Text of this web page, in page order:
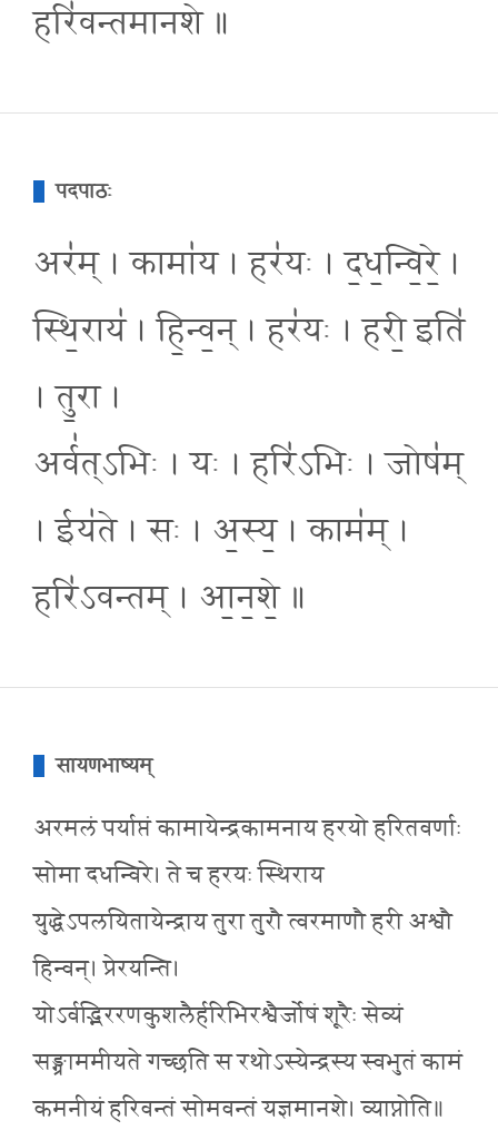
हरि॑वन्तमानशे ॥
पदपाठः
अर॑म् । कामा॑य । हर॑यः । द॒ध॒न्वि॒रे॒ ।
स्थि॒राय॑ । हि॒न्व॒न् । हर॑यः । हरी॒ इति॑
। तु॒रा ।
अर्व॑त्ऽभिः । यः । हरि॑ऽभिः । जोष॑म्
। ईय॑ते । सः । अ॒स्य॒ । काम॑म् ।
हरि॑ऽवन्तम् । आ॒न॒शे॒ ॥
सायणभाष्यम्
अरमलं पर्याप्तं कामायेन्द्रकामनाय हरयो हरितवर्णाः
सोमा दधन्विरे। ते च हरयः स्थिराय
युद्धेऽपलयितायेन्द्राय तुरा तुरौ त्वरमाणौ हरी अश्वौ
हिन्वन्। प्रेरयन्ति।
योऽर्वद्भिररणकुशलैर्हरिभिरश्वैर्जोषं शूरैः सेव्यं
सङ्ग्राममीयते गच्छति स रथोऽस्येन्द्रस्य स्वभुतं कामं
कमनीयं हरिवन्तं सोमवन्तं यज्ञमानशे। व्याप्नोति॥